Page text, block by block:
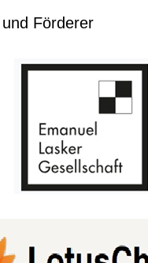
Förderer